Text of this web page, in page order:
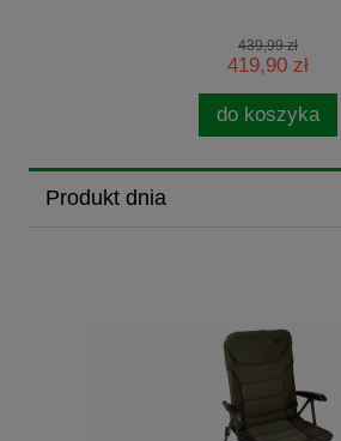
439,99 zł
419,90 zł
do koszyka
Produkt dnia